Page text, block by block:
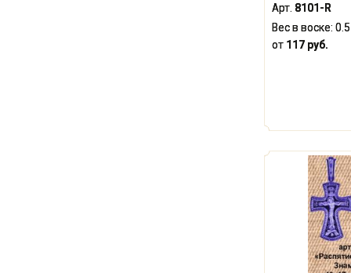
Арт. 8101-R
Вес в воске:
от 117 руб.